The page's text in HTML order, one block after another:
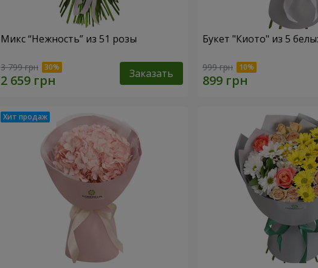
Микс “Нежность” из 51 розы
3 799 грн Заказать
Букет "Киото" из 5
999 грн